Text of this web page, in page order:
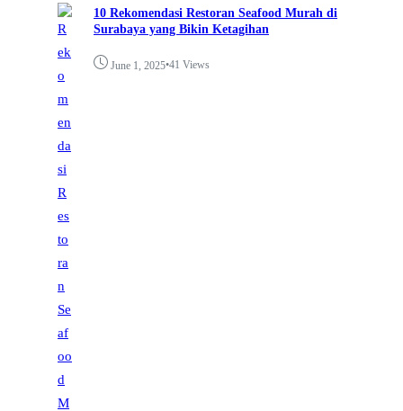
10 Rekomendasi Restoran Seafood Murah di
Surabaya yang Bikin Ketagihan
June 1, 2025•41 Views